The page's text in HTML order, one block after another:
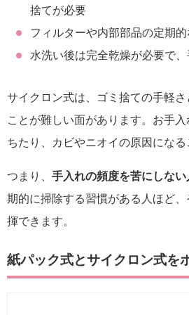
捨てが必要
フィルターや内部部品の定期
水洗い後は完全乾燥が必要で
サイクロン式は、ゴミ捨ての手軽
ことが難しい面があります。お手
ちたり、カビやニオイの原因になる
つまり、 手入れの頻度を苦にしない
期的に掃除する習慣がある人ほど
揮できます。
紙パック式とサイクロン式を